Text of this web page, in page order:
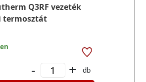
Q3RF vezeték
termosztát
- +
db